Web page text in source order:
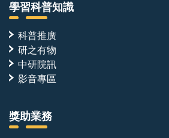
學習科普知識
科普推廣
研之有物
中研院訊
影音專區
獎助業務